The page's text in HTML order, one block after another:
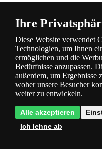
Kunde hat bewertet
Produktkategorie
Kronleuchter &
Ihre
Diese Website verwendet
Technologien, um Ihnen
ermöglichen und die
Bedürfnisse anzupassen.
außerdem, um Ergebnisse
woher unsere Besucher
weiter zu entwickeln.
Alle akzeptieren
Ich lehne ab